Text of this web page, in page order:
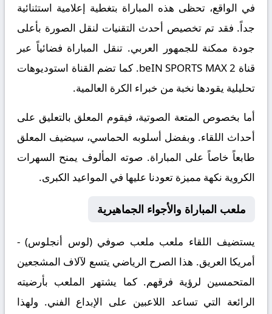
في الواقع، تحظى هذه المباراة بتغطية إعلامية استثنائية
جداً. فقد تم تخصيص أحدث التقنيات لنقل الصورة بأعلى
جودة ممكنة للجمهور العربي. تنقل المباراة فضائياً عبر
قناة beIN SPORTS MAX 2. كما تضم القناة استوديوهات
تحليلية يقودها نخبة من خبراء الكرة العالمية.
أما بخصوص المتعة الصوتية، فيقوم المعلق بالتعليق على
أحداث اللقاء. وبفضل أسلوبه الحماسي، سيضيف المعلق
طابعاً خاصاً على المباراة. صوته المألوف يمنح السهرات
الكروية نكهة مميزة تعودنا عليها في المواعيد الكبرى.
ملعب المباراة والأجواء الجماهيرية
يستضيف اللقاء ملعب ملعب صوفي (لوس أنجلوس) -
أمريكا العريق. هذا الصرح الرياضي يتسع لآلاف المشجعين
المتحمسين لرؤية فرقهم. كما يشتهر الملعب بأرضيته
الرائعة التي تساعد اللاعبين على الإبداع الفني. ولهذا